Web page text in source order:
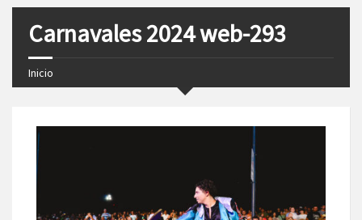
Carnavales 2024 web-293
Inicio